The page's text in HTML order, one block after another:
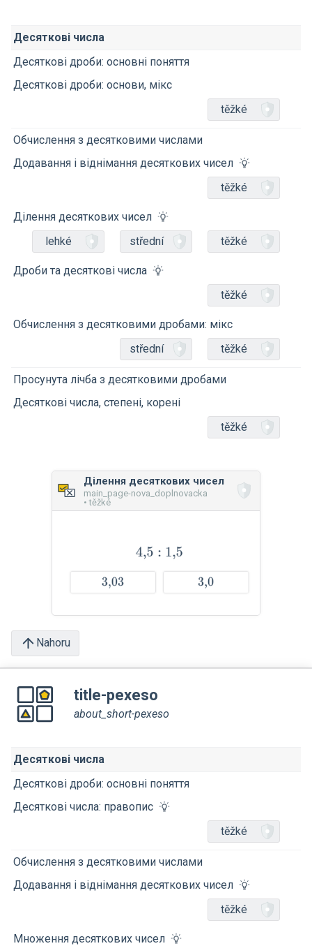
Десяткові числа
Десяткові дроби: основні поняття
Десяткові дроби: основи, мікс
těžké
Обчислення з десятковими числами
Додавання і віднімання десяткових чисел
těžké
Ділення десяткових чисел
lehké
střední těžké
Дроби та десяткові числа
těžké
Обчислення з десятковими дробами: мікс
střední
těžké
Просунута лічба з десятковими дробами
Десяткові числа, степені, корені
těžké
Ділення десяткових чисел
main_page-nova_doplnovacka
• těžké
Nahoru
title-pexeso
about_short-pexeso
Десяткові числа
Десяткові дроби: основні поняття
Десяткові числа: правопис
těžké
Обчислення з десятковими числами
Додавання і віднімання десяткових чисел
těžké
Множення десяткових чисел